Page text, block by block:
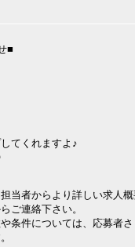
■
てくれますよ♪
当者からより詳しい求人
ご連絡下さい。
条件については、応募者